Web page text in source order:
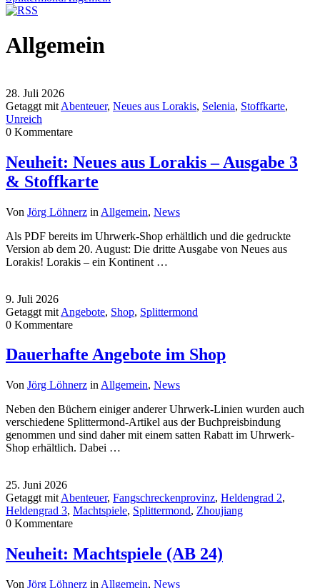
Allgemein
28. Juli 2026
Getaggt mit Abenteuer, Neues aus Lorakis, Selenia, Stoffkarte,
Unreich
0 Kommentare
Neuheit: Neues aus Lorakis – Ausgabe 3
& Stoffkarte
Von Jörg Löhnerz in Allgemein, News
Als PDF bereits im Uhrwerk-Shop erhältlich und die gedruckte
Version ab dem 20. August: Die dritte Ausgabe von Neues aus
Lorakis! Lorakis – ein Kontinent …
9. Juli 2026
Getaggt mit Angebote, Shop, Splittermond
0 Kommentare
Dauerhafte Angebote im Shop
Von Jörg Löhnerz in Allgemein, News
Neben den Büchern einiger anderer Uhrwerk-Linien wurden auch
verschiedene Splittermond-Artikel aus der Buchpreisbindung
genommen und sind daher mit einem satten Rabatt im Uhrwerk-
Shop erhältlich. Dabei …
25. Juni 2026
Getaggt mit Abenteuer, Fangschreckenprovinz, Heldengrad 2,
Heldengrad 3, Machtspiele, Splittermond, Zhoujiang
0 Kommentare
Neuheit: Machtspiele (AB 24)
Von Jörg Löhnerz in Allgemein, News